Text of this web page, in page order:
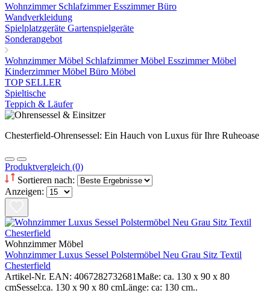
Wohnzimmer SchlafzimmerEsszimmerBüro
Wandverkleidung
Spielplatzgeräte Gartenspielgeräte
Sonderangebot
Wohnzimmer Möbel Schlafzimmer Möbel Esszimmer Möbel
Kinderzimmer Möbel Büro Möbel
TOP SELLER
Spieltische
Teppich & Läufer
Chesterfield-Ohrensessel: Ein Hauch von Luxus für Ihre Ruheoase
Produktvergleich (0)
Sortieren nach:
Anzeigen:
Wohnzimmer Möbel
Wohnzimmer Luxus Sessel Polstermöbel Neu Grau Sitz Textil
Chesterfield
Artikel-Nr. EAN: 4067282732681Maße: ca. 130 x 90 x 80
cmSessel:ca. 130 x 90 x 80 cmLänge: ca: 130 cm..